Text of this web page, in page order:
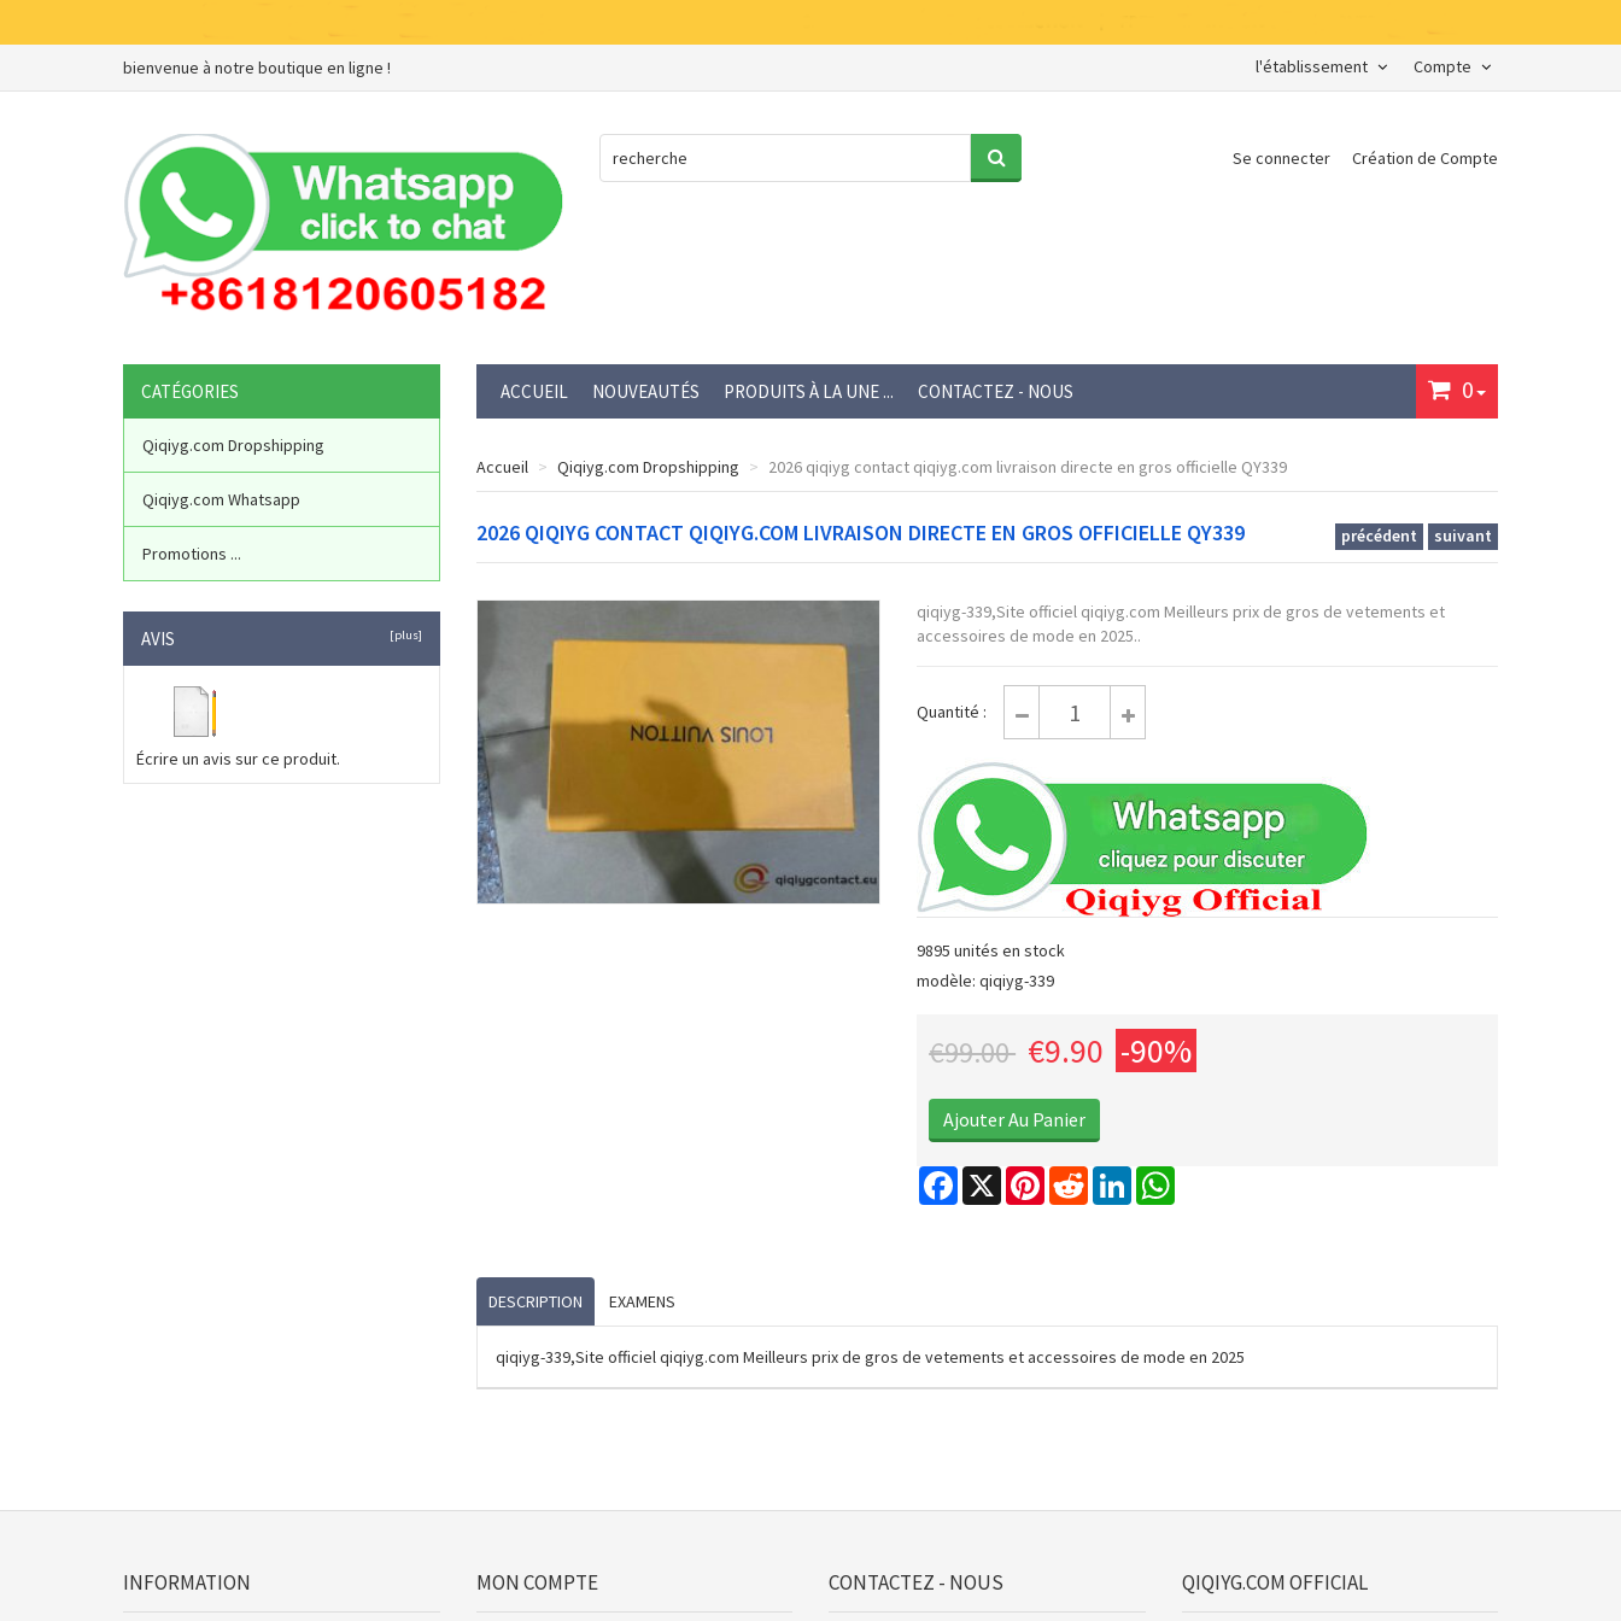
bienvenue à notre boutique en ligne ! Compte
l'établissement
Se connecter Création de Compte
ACCUEIL NOUVEAUTÉS PRODUITS À LA UNE ... CONTACTEZ - NOUS 0
Accueil Qiqiyg.com Dropshipping 2026 qiqiyg contact qiqiyg.com livraison directe en gros officielle QY339
2026 QIQIYG CONTACT QIQIYG.COM LIVRAISON DIRECTE EN GROS OFFICIELLE QY339 précédent suivant
qiqiyg-339,Site officiel qiqiyg.com Meilleurs prix de gros de vetements et
accessoires de mode en 2025..
Quantité :
9895 unités en stock
modèle: qiqiyg-339
€99.00 €9.90 -90%
Facebook
X PinterestRedditLinkedIn
DESCRIPTION EXAMENS
qiqiyg-339,Site officiel qiqiyg.com Meilleurs prix de gros de vetements et accessoires de mode en 2025
CATÉGORIES
Qiqiyg.com Dropshipping
Qiqiyg.com Whatsapp
Promotions ...
AVIS [plus]
Écrire un avis sur ce produit.
INFORMATION MON COMPTE CONTACTEZ - NOUS QIQIYG.COM OFFICIAL